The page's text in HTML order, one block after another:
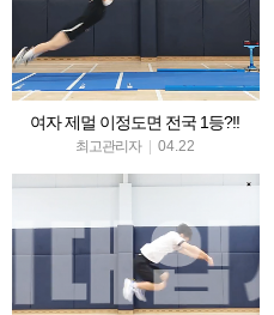
여자 제멀 이정도면 전국 1등?!!
최고관리자 04.22